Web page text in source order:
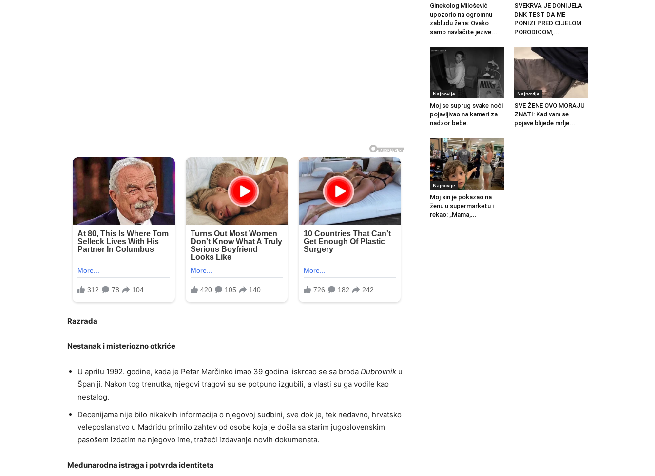
Razrada
Nestanak i misteriozno otkriće
U aprilu 1992. godine, kada je Petar Marčinko imao 39 godina, iskrcao se sa broda Dubrovnik u
Španiji. Nakon tog trenutka, njegovi tragovi su se potpuno izgubili, a vlasti su ga vodile kao
nestalog.
Decenijama nije bilo nikakvih informacija o njegovoj sudbini, sve dok je, tek nedavno, hrvatsko
veleposlanstvo u Madridu primilo zahtev od osobe koja je došla sa starim jugoslovenskim
pasošem izdatim na njegovo ime, tražeći izdavanje novih dokumenata.
Međunarodna istraga i potvrda identiteta
Ginekolog Milošević
upozorio na ogromnu
zabludu žena: Ovako
samo navlačite jezive...
SVEKRVA JE DONIJELA
DNK TEST DA ME
PONIZI PRED CIJELOM
PORODICOM,...
Najnovije
Moj se suprug svake noći
pojavljivao na kameri za
nadzor bebe.
Najnovije
SVE ŽENE OVO MORAJU
ZNATI: Kad vam se
pojave blijede mrlje...
Najnovije
Moj sin je pokazao na
ženu u supermarketu i
rekao: „Mama,...